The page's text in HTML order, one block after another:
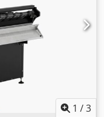
motorisch zur
mit
Anlage, 2x Yale
Der Zustand ist
1 /3